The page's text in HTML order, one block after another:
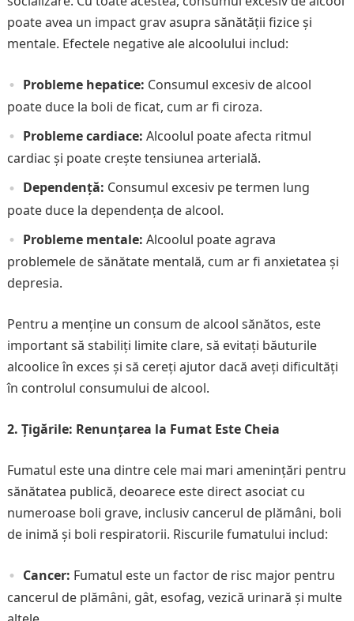
poate avea un impact grav asupra sănătății fizice și
mentale. Efectele negative ale alcoolului includ:
Probleme hepatice: Consumul excesiv de alcool
poate duce la boli de ficat, cum ar fi ciroza.
Probleme cardiace: Alcoolul poate afecta ritmul
cardiac și poate crește tensiunea arterială.
Dependență: Consumul excesiv pe termen lung
poate duce la dependența de alcool.
Probleme mentale: Alcoolul poate agrava
problemele de sănătate mentală, cum ar fi anxietatea și
depresia.
Pentru a menține un consum de alcool sănătos, este
important să stabiliți limite clare, să evitați băuturile
alcoolice în exces și să cereți ajutor dacă aveți dificultăți
în controlul consumului de alcool.
2. Țigările: Renunțarea la Fumat Este Cheia
Fumatul este una dintre cele mai mari amenințări pentru
sănătatea publică, deoarece este direct asociat cu
numeroase boli grave, inclusiv cancerul de plămâni, boli
de inimă și boli respiratorii. Riscurile fumatului includ:
Cancer: Fumatul este un factor de risc major pentru
cancerul de plămâni, gât, esofag, vezică urinară și multe